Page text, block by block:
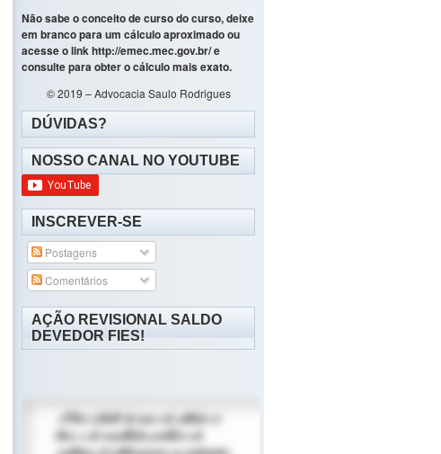
Não sabe o conceito de curso do curso, deixe
em branco para um cálculo aproximado ou
acesse o linkhttp://emec.mec.gov.br/e
consulte para obter o cálculo mais exato.
© 2019 – Advocacia Saulo Rodrigues
DÚVIDAS?
NOSSO CANAL NO YOUTUBE
INSCREVER-SE
Postagens
Comentários
AÇÃO REVISIONAL SALDO
DEVEDOR FIES!